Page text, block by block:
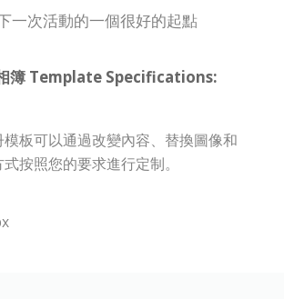
一次活動的一個很好的起點
簿 Template Specifications:
板可以通過改變內容、替換圖像和
按照您的要求進行定制。